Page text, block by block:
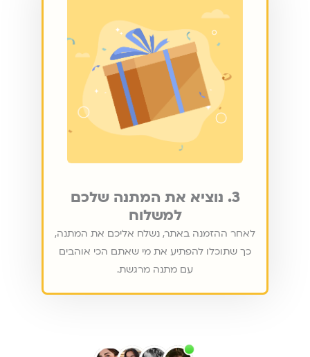
3. נוציא את המתנה שלכם
למשלוח
לאחר ההזמנה באתר, נשלח אליכם את המתנה,
כך שתוכלו להפתיע את מי שאתם הכי אוהבים
עם מתנה מרגשת.